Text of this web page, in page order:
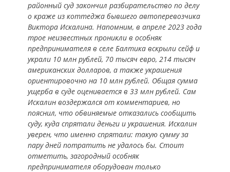
районный суд закончил разбирательство по делу
о краже из коттеджа бывшего автоперевозчика
Виктора Искалина. Напомним, в апреле 2023 года
трое неизвестных проникли в особняк
предпринимателя в селе Балтика вскрыли сейф и
украли 10 млн рублей, 70 тысяч евро, 214 тысяч
американских долларов, а также украшения
ориентировочно на 10 млн рублей. Общая сумма
ущерба в суде оценивается в 33 млн рублей. Сам
Искалин воздержался от комментариев, но
пояснил, что обвиняемые отказались сообщить
суду, куда спрятали деньги и украшения. Искалин
уверен, что именно спрятали: такую сумму за
пару дней потратить не удалось бы. Стоит
отметить, загородный особняк
предпринимателя оборудован только